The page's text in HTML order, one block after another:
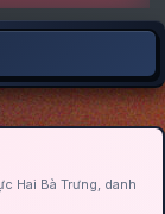
Hai Bà Trưng, danh